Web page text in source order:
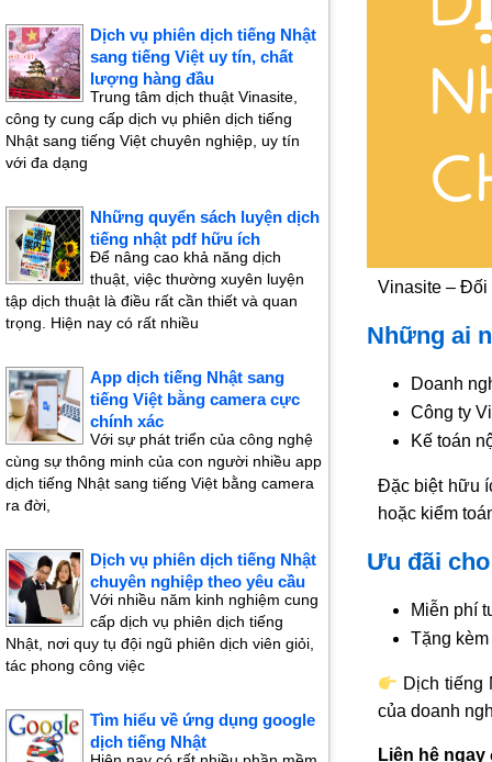
Vinasite – Đối
Những ai
Doanh
Công ty
Kế toán
Đặc biệt hữu
hoặc kiểm
Ưu đãi
Miễn phí
Tặng
Dịch tiếng
của doanh
Liên hệ
Dịch vụ phiên dịch tiếng Nhật
sang tiếng Việt uy tín, chất
lượng hàng đầu
Trung tâm dịch thuật Vinasite,
công ty cung cấp dịch vụ phiên dịch tiếng
Nhật sang tiếng Việt chuyên nghiệp, uy tín
với đa dạng
Những quyển sách luyện dịch
tiếng nhật pdf hữu ích
Để nâng cao khả năng dịch
thuật, việc thường xuyên luyện
tập dịch thuật là điều rất cần thiết và quan
trọng. Hiện nay có rất nhiều
App dịch tiếng Nhật sang
tiếng Việt bằng camera cực
chính xác
Với sự phát triển của công nghệ
cùng sự thông minh của con người nhiều app
dịch tiếng Nhật sang tiếng Việt bằng camera
ra đời,
Dịch vụ phiên dịch tiếng Nhật
chuyên nghiệp theo yêu cầu
Với nhiều năm kinh nghiệm cung
cấp dịch vụ phiên dịch tiếng
Nhật, nơi quy tụ đội ngũ phiên dịch viên giỏi,
tác phong công việc
Tìm hiểu về ứng dụng google
dịch tiếng Nhật